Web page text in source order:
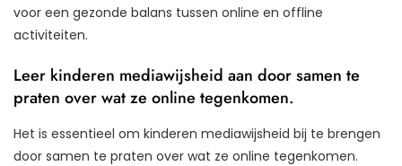
voor een gezonde balans tussen online en offline
activiteiten.
Leer kinderen mediawijsheid aan door samen te
praten over wat ze online tegenkomen.
Het is essentieel om kinderen mediawijsheid bij te brengen
door samen te praten over wat ze online tegenkomen.